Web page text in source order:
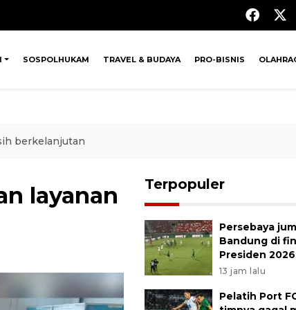
SOSPOLHUKAM TRAVEL & BUDAYA PRO-BISNIS
berkelanjutan
layanan
Terpopuler
Persebaya
Bandung di
Presiden 2026
13 jam lalu
Pelatih Port